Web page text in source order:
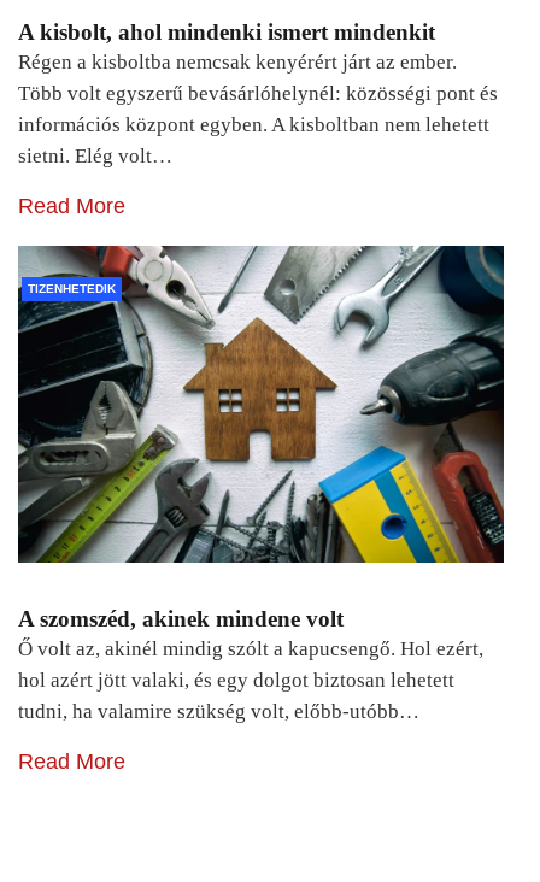
A kisbolt, ahol mindenki ismert mindenkit
Régen a kisboltba nemcsak kenyérért járt az ember.
Több volt egyszerű bevásárlóhelynél: közösségi pont és
információs központ egyben. A kisboltban nem lehetett
sietni. Elég volt…
Read More
TIZENHETEDIK
A szomszéd, akinek mindene volt
Ő volt az, akinél mindig szólt a kapucsengő. Hol ezért,
hol azért jött valaki, és egy dolgot biztosan lehetett
tudni, ha valamire szükség volt, előbb-utóbb…
Read More